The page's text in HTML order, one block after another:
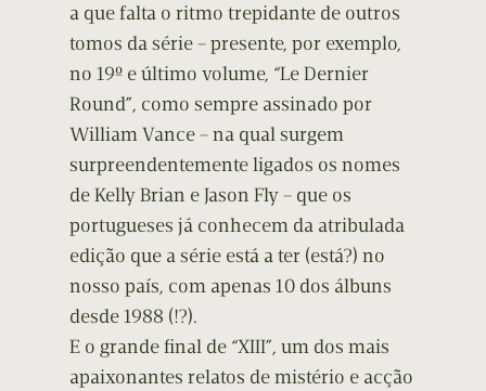
a que falta o ritmo trepidante de outros
tomos da série – presente, por exemplo,
no 19º e último volume, “Le Dernier
Round”, como sempre assinado por
William Vance – na qual surgem
surpreendentemente ligados os nomes
de Kelly Brian e Jason Fly – que os
portugueses já conhecem da atribulada
edição que a série está a ter (está?) no
nosso país, com apenas 10 dos álbuns
desde 1988 (!?).
E o grande final de “XIII”, um dos mais
apaixonantes relatos de mistério e acção